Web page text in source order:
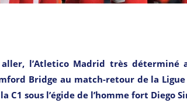
l’Atletico Madrid très déterminé
Bridge au match-retour de la
sous l’égide de l’homme fort Diego